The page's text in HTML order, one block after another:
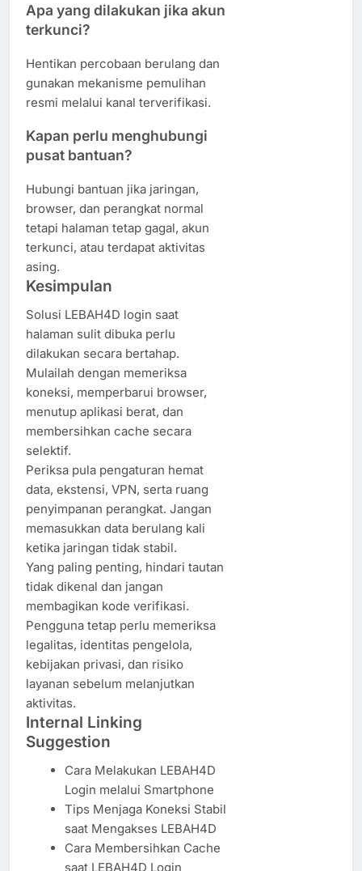
Apa yang dilakukan jika akun
terkunci?
Hentikan percobaan berulang dan
gunakan mekanisme pemulihan
resmi melalui kanal terverifikasi.
Kapan perlu menghubungi
pusat bantuan?
Hubungi bantuan jika jaringan,
browser, dan perangkat normal
tetapi halaman tetap gagal, akun
terkunci, atau terdapat aktivitas
asing.
Kesimpulan
Solusi LEBAH4D login saat
halaman sulit dibuka perlu
dilakukan secara bertahap.
Mulailah dengan memeriksa
koneksi, memperbarui browser,
menutup aplikasi berat, dan
membersihkan cache secara
selektif.
Periksa pula pengaturan hemat
data, ekstensi, VPN, serta ruang
penyimpanan perangkat. Jangan
memasukkan data berulang kali
ketika jaringan tidak stabil.
Yang paling penting, hindari tautan
tidak dikenal dan jangan
membagikan kode verifikasi.
Pengguna tetap perlu memeriksa
legalitas, identitas pengelola,
kebijakan privasi, dan risiko
layanan sebelum melanjutkan
aktivitas.
Internal Linking
Suggestion
Cara Melakukan LEBAH4D
Login melalui Smartphone
Tips Menjaga Koneksi Stabil
saat Mengakses LEBAH4D
Cara Membersihkan Cache
saat LEBAH4D Login